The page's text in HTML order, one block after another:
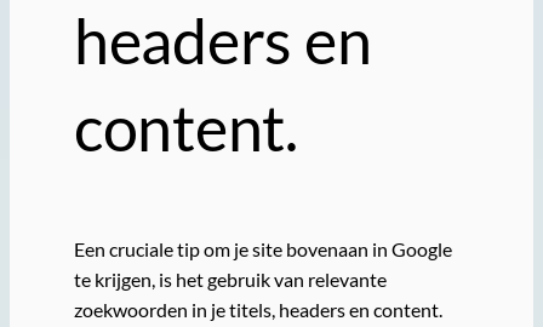
headers en
content.
Een cruciale tip om je site bovenaan in Google
te krijgen, is het gebruik van relevante
zoekwoorden in je titels, headers en content.